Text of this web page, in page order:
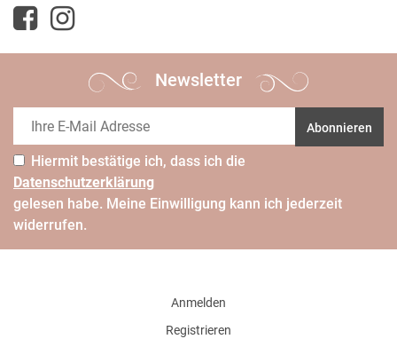
Newsletter
Abonnieren
Hiermit bestätige ich, dass ich die
Daten­schutz­erklärung
gelesen habe. Meine Einwilligung kann ich jederzeit
widerrufen.
Anmelden
Registrieren